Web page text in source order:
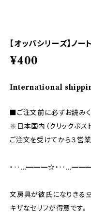
【オッパシリーズ】ノ
¥400
International
■ご注文前に必ずお読みく
※日本国内（クリックポス
ご注文を受けてから３営
・‥…━━━☆・
文房具が彼氏になりきる오
キザなセリフが得意です。